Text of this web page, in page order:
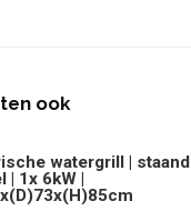
ook
watergrill | staand
| 1x 6kW |